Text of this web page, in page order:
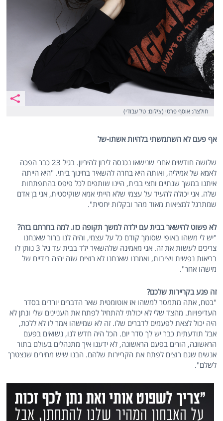
חולצה: אוסף פרטי (צילום: טל עבודי)
אף פעם לא השתמשתי בלהיות אשתו-של
שלושה חודשים אחרי שנישאו נכנסה לירון להיריון. בגיל 23 כבר הפכה
לאמא של אמיליה, ואותה היא בחרה להשאיר בחינוך ביתי. "היא הייתה
איתנו במשך שנתיים וחצי בבית, היינו שותפים לכל פיפס בהתפתחות
שלה. אני יכולה להעיד על עצמי שלא הייתי אמא שוקיסטית, אני בן אדם
שמתרגל למציאות מאוד מהר ובקלות יחסית".
לא פשוט להישאר בבית עם ילדה למשך תקופה כזו. למה בחרתם בזה?
"יש לי משהו באופי שסומך קודם כל על עצמי, והיה לנו ברור שאנחנו
צריכים לעשות את זה. אני מאמינה שלהשאיר ילד בבית עד גיל 3 נותן לו
בריאות נפשית ויציבות, ואמרנו שאנחנו לא רוצים שזה יהיה בידיים של
מישהו אחר".
זה פגע בקריירות שלכם?
"בטח, אתה מתמסר למשהו אז אוטומטית שאר הדברים יורדים בסדר
העדיפויות. מהצד שלי לא יכולתי להתחיל לפתח את העניינים שלי ונתן לא
היה יכול לצאת לפעמים לדברים שלו. זה לא שמישהו אמר לו לא ללכת,
אבל תודעתית כבר יש לך סדר יום. הכל היה חדש לנו, נשואים בפעם
הראשונה, הורים בפעם הראשונה, לא ידענו איך מתנהלים בעולם בתור
אנשים שגם רוצים לפתח את הקריירות שלהם. הבנו שיש מחירים שנצטרך
לשלם".